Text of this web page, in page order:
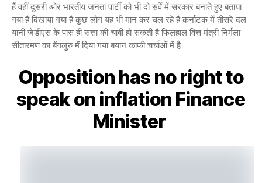
हैं वहीं दूसरी ओर भारतीय जनता पार्टी को भी दो सर्वे में सरकार बनाते हुए बताया
गया है दिखाया गया है कुछ लोग यह भी मान कर चल रहे हैं कर्नाटक में तीसरे दल
यानी जेडीएस के पास ही सत्ता की चाबी हो सकती है फिलहाल वित्त मंत्री निर्मला
सीतारमण का बेंगलुरु में दिया गया बयान काफी चर्चाओं में है
Opposition has no right to
speak on inflation Finance
Minister